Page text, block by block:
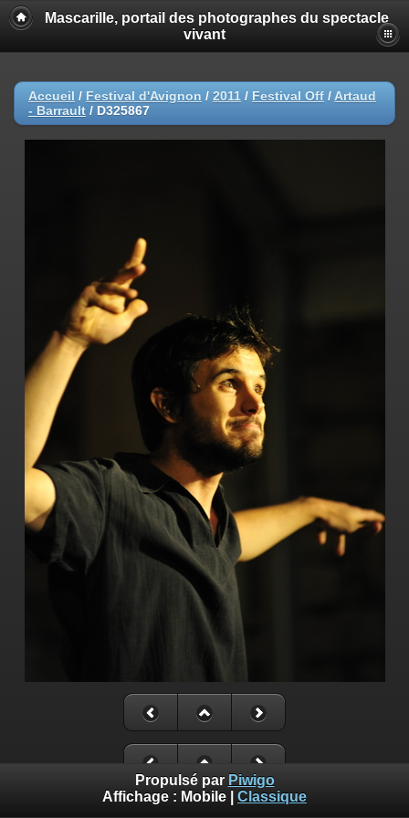
Mascarille, portail des photographes du spectacle
vivant
Accueil / Festival d'Avignon / 2011 / Festival Off / Artaud
- Barrault / D325867
Propulsé par Piwigo
Affichage : Mobile Classique